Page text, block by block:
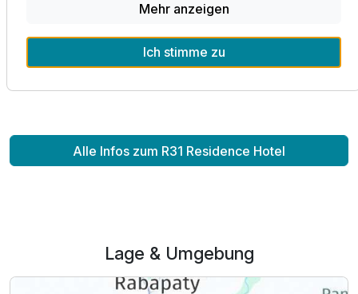
einer Salzkabine bietet die Saunawelt einen exklusiven
Ruhebereich für unsere Gäste an.
Das Fitnessstudio sorgt mit seiner Grundausstattung für
Alle Infos zum R31 Residence Hotel
Lage & Umgebung
Mehr anzeigen
Ich stimme zu